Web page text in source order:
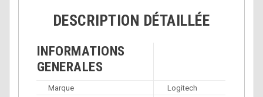
DESCRIPTION DÉTAILLÉE
INFORMATIONS
GENERALES
Marque
Logitech